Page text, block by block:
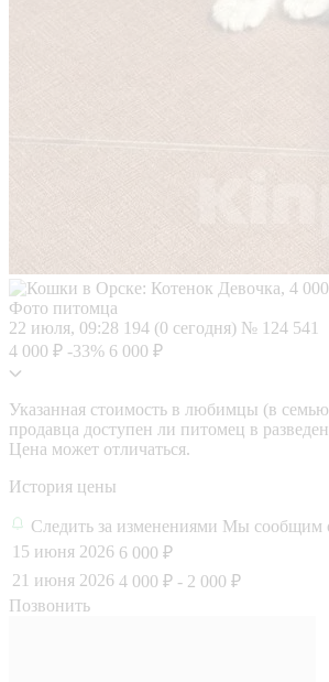
Фото питомца
22 июля, 09:28 194 (0 сегодня) № 124 541
4 000 ₽ -33% 6 000 ₽
Указанная стоимость в любимцы (в
продавца доступен ли питомец в
Цена может отличаться.
История цены
Следить за изменениями Мы сообщим
15 июня 2026 6 000 ₽
21 июня 2026 4 000 ₽ - 2 000 ₽
Позвонить